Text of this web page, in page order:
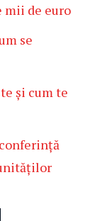
mii de euro
se
și cum te